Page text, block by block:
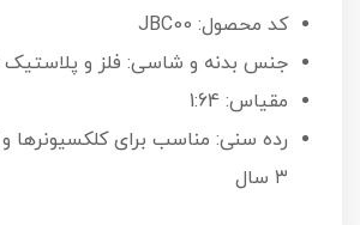
کد محصول: JBC00
جنس بدنه و شاسی: فلز و پلاستیک
مقیاس: 1:64
رده سنی: مناسب برای کلکسیونرها و
۳ سال